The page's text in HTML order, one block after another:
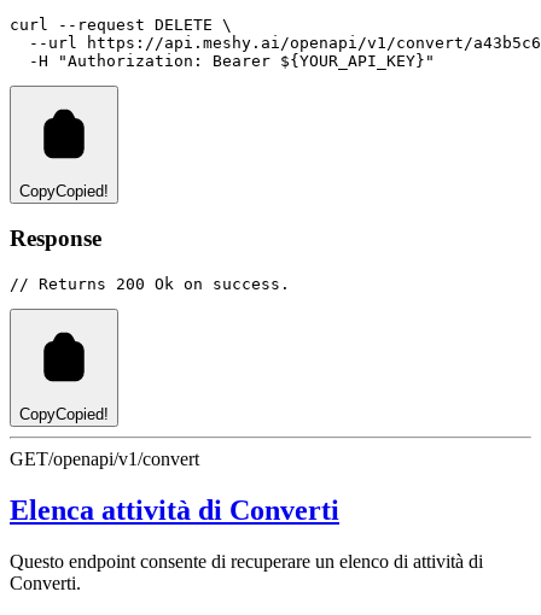
curl --request DELETE \
--url
https://api.meshy.ai/openapi/v1/convert/
-H
"Authorization: Bearer ${YOUR_API_KEY}"
CopyCopied!
Response
// Returns 200 Ok on success.
CopyCopied!
GET/openapi/v1/convert
Elenca attività di Converti
Questo endpoint consente di recuperare un elenco di attività di
Converti.